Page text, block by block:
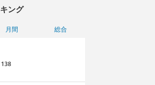
ング
月間 総合
138